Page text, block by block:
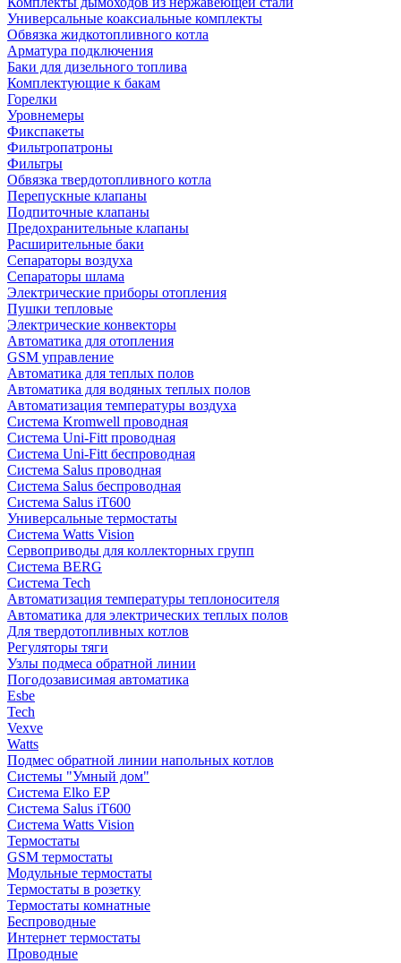
Универсальные коаксиальные комплекты
Обвязка жидкотопливного котла
Арматура подключения
Баки для дизельного топлива
Комплектующие к бакам
Горелки
Уровнемеры
Фикспакеты
Фильтропатроны
Фильтры
Обвязка твердотопливного котла
Перепускные клапаны
Подпиточные клапаны
Предохранительные клапаны
Расширительные баки
Сепараторы воздуха
Сепараторы шлама
Электрические приборы отопления
Пушки тепловые
Электрические конвекторы
Автоматика для отопления
GSM управление
Автоматика для теплых полов
Автоматика для водяных теплых полов
Автоматизация температуры воздуха
Система Kromwell проводная
Система Uni-Fitt проводная
Система Uni-Fitt беспроводная
Система Salus проводная
Система Salus беспроводная
Система Salus iT600
Универсальные термостаты
Система Watts Vision
Сервоприводы для коллекторных групп
Система BERG
Система Tech
Автоматизация температуры теплоносителя
Автоматика для электрических теплых полов
Для твердотопливных котлов
Регуляторы тяги
Узлы подмеса обратной линии
Погодозависимая автоматика
Esbe
Tech
Vexve
Watts
Подмес обратной линии напольных котлов
Системы "Умный дом"
Система Elko EP
Система Salus iT600
Система Watts Vision
Термостаты
GSM термостаты
Модульные термостаты
Термостаты в розетку
Термостаты комнатные
Беспроводные
Интернет термостаты
Проводные